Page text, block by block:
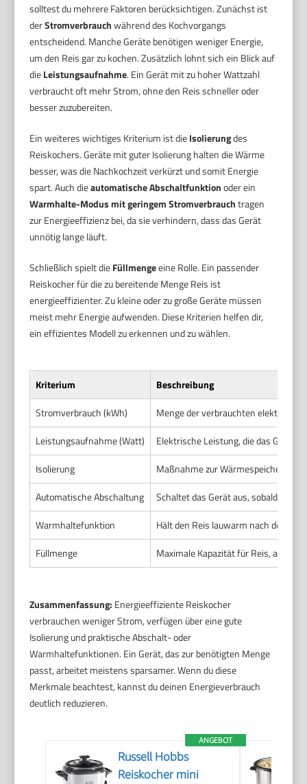
solltest du mehrere Faktoren berücksichtigen. Zunächst ist
derStromverbrauchwährend des Kochvorgangs
entscheidend. Manche Geräte benötigen weniger Energie,
um den Reis gar zu kochen. Zusätzlich lohnt sich ein Blick auf
dieLeistungsaufnahme. Ein Gerät mit zu hoher Wattzahl
verbraucht oft mehr Strom, ohne den Reis schneller oder
besser zuzubereiten.
Ein weiteres wichtiges Kriterium ist dieIsolierungdes
Reiskochers. Geräte mit guter Isolierung halten die Wärme
besser, was die Nachkochzeit verkürzt und somit Energie
spart. Auch dieautomatische Abschaltfunktionoder ein
Warmhalte-Modus mit geringem Stromverbrauchtragen
zur Energieeffizienz bei, da sie verhindern, dass das Gerät
unnötig lange läuft.
Schließlich spielt dieFüllmengeeine Rolle. Ein passender
Reiskocher für die zu bereitende Menge Reis ist
energieeffizienter. Zu kleine oder zu große Geräte müssen
meist mehr Energie aufwenden. Diese Kriterien helfen dir,
ein effizientes Modell zu erkennen und zu wählen.
Kriterium
Beschreibung
Stromverbrauch (kWh)
Menge der verbrauchten
Leistungsaufnahme (Watt)
Elektrische Leistung, die das Gerät
Isolierung
Maßnahme zur Wärmespeicherung
Automatische Abschaltung
Schaltet das Gerät aus, sobald der
Warmhaltefunktion
Hält den Reis lauwarm nach dem
Füllmenge
Maximale Kapazität für Reis,
Zusammenfassung: Energieeffiziente Reiskocher
verbrauchen weniger Strom, verfügen über eine gute
Isolierung und praktische Abschalt- oder
Warmhaltefunktionen. Ein Gerät, das zur benötigten Menge
passt, arbeitet meistens sparsamer. Wenn du diese
Merkmale beachtest, kannst du deinen Energieverbrauch
deutlich reduzieren.
ANGEBOT
Russell Hobbs
Reiskocher mini